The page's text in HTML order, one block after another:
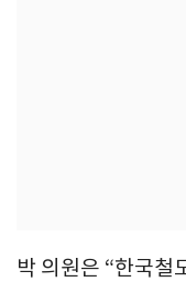
박 의원은 “한국철